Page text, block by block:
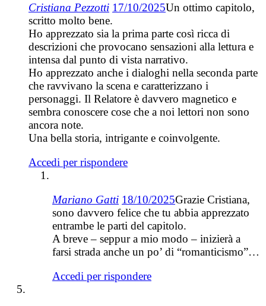
Cristiana Pezzotti 17/10/2025Un ottimo capitolo,
scritto molto bene.
Ho apprezzato sia la prima parte così ricca di
descrizioni che provocano sensazioni alla lettura e
intensa dal punto di vista narrativo.
Ho apprezzato anche i dialoghi nella seconda parte
che ravvivano la scena e caratterizzano i
personaggi. Il Relatore è davvero magnetico e
sembra conoscere cose che a noi lettori non sono
ancora note.
Una bella storia, intrigante e coinvolgente.
Accedi per rispondere
Mariano Gatti 18/10/2025Grazie Cristiana,
sono davvero felice che tu abbia apprezzato
entrambe le parti del capitolo.
A breve – seppur a mio modo – inizierà a
farsi strada anche un po’ di “romanticismo”…
Accedi per rispondere